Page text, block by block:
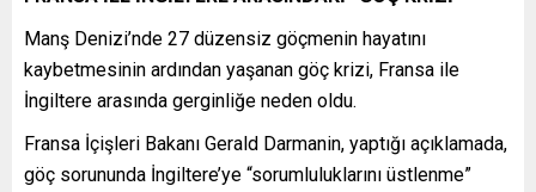
Manş Denizi’nde 27 düzensiz göçmenin hayatını
kaybetmesinin ardından yaşanan göç krizi, Fransa ile
İngiltere arasında gerginliğe neden oldu.
Fransa İçişleri Bakanı Gerald Darmanin, yaptığı açıklamada,
göç sorununda İngiltere’ye “sorumluluklarını üstlenme”